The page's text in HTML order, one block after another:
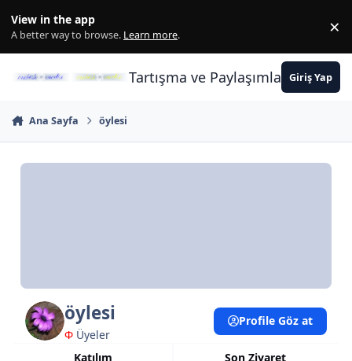
View in the app
A better way to browse. Learn more. ×
Tartışma ve PaylaşımlarınGiriş Yap
Ana Sayfa öylesi
öylesi
Φ Üyeler
Katılım
Son Ziyaret
Profile Göz at